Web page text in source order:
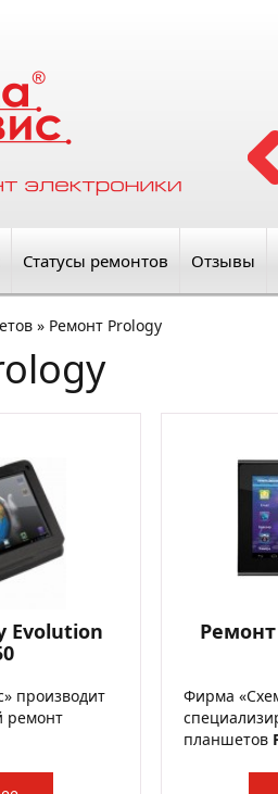
Статусы ремонтов Отзывы
» Ремонт Prology
Evolution
производит
ремонт
Фирма
планшетов